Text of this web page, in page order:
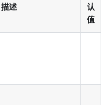
描述
认
值